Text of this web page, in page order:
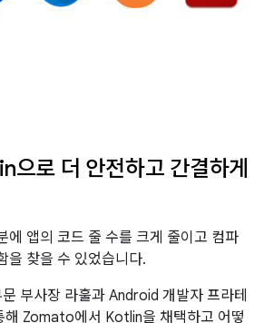
로 더 안전하고 간결하게
앱의 코드 줄 수를 크게 줄이고 컴파
을 찾을 수 있었습니다.
부사장 라훌과 Android 개발자 프라테
해 Zomato에서 Kotlin을 채택하고 어떻